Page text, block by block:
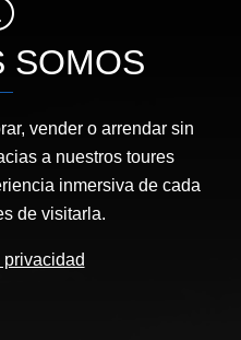
SOMOS
vender o arrendar sin
a nuestros toures
inmersiva de cada
de visitarla.